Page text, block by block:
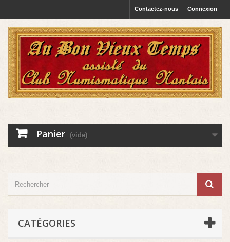
Connexion
Contactez-nous
Panier (vide)
CATÉGORIES